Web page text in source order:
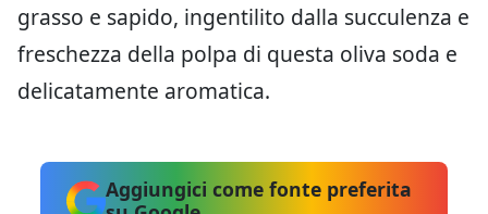
grasso e sapido, ingentilito dalla succulenza e
freschezza della polpa di questa oliva soda e
delicatamente aromatica.
Aggiungici come fonte preferita